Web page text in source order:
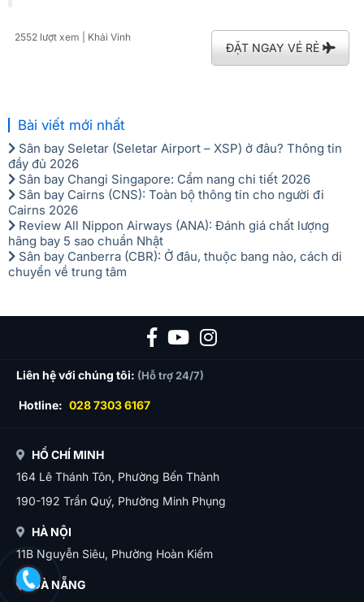
2552 lượt xem | Khải Vinh
ĐẶT NGAY VÉ RẺ
Bài viết mới nhất
Sân bay Seletar (Seletar Airport – XSP) ở đâu? Thông tin
đầy đủ 2026
Sân bay Changi Singapore: Cẩm nang chi tiết 2026
Sân bay Cairns (CNS): Toàn bộ thông tin cho người đi
Cairns 2026
Review All Nippon Airways (ANA): Đánh giá chất lượng
hãng bay 5 sao chuẩn Nhật
Sân bay Canberra (CBR): Ở đâu, thuộc bang nào, cách di
chuyển về trung tâm
Liên hệ với chúng tôi: (Hỗ trợ 24/7)
Hotline: 028 7303 6167
HỒ CHÍ MINH
164 Lê Thánh Tôn, Phường Bến Thành
190-192 Trần Quý, Phường Minh Phụng
HÀ NỘI
11B Nguyễn Siêu, Phường Hoàn Kiếm
ĐÀ NẴNG